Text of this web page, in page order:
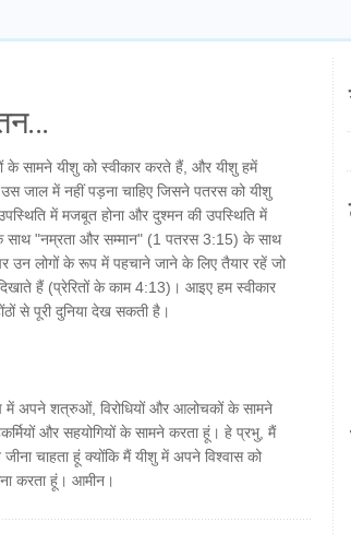
के सामने यीशु को स्वीकार करते हैं, और यीशु हमें
जाल में नहीं पड़ना चाहिए जिसने पतरस को यीशु
में मजबूत होना और दुश्मन की उपस्थिति में
साथ "नम्रता और सम्मान" (1 पतरस 3:15) के साथ
लोगों के रूप में पहचाने जाने के लिए तैयार रहें जो
हैं (प्रेरितों के काम 4:13)। आइए हम स्वीकार
से पूरी दुनिया देख सकती है।
अपने शत्रुओं, विरोधियों और आलोचकों के सामने
और सहयोगियों के सामने करता हूं। हे प्रभु, मैं
चाहता हूं क्योंकि मैं यीशु में अपने विश्वास को
करता हूं। आमीन।